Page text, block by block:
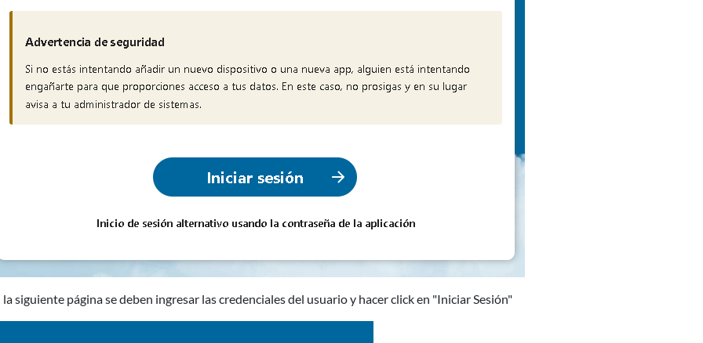
la siguiente página se deben ingresar las credenciales del usuario y hacer click en "Iniciar Sesión"